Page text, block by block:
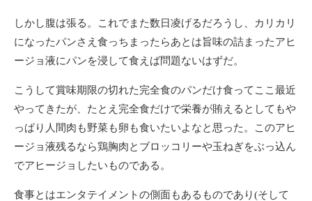
しかし腹は張る。これでまた数日凌げるだろうし、カリカリ
になったパンさえ食っちまったらあとは旨味の詰まったアヒ
ージョ液にパンを浸して食えば問題ないはずだ。
こうして賞味期限の切れた完全食のパンだけ食ってここ最近
やってきたが、たとえ完全食だけで栄養が賄えるとしてもや
っぱり人間肉も野菜も卵も食いたいよなと思った。このアヒ
ージョ液残るなら鶏胸肉とブロッコリーや玉ねぎをぶっ込ん
でアヒージョしたいものである。
食事とはエンタテイメントの側面もあるものであり(そして